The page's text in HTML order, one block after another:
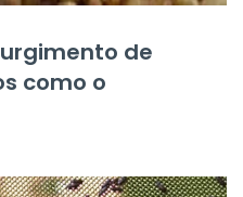
de
como o